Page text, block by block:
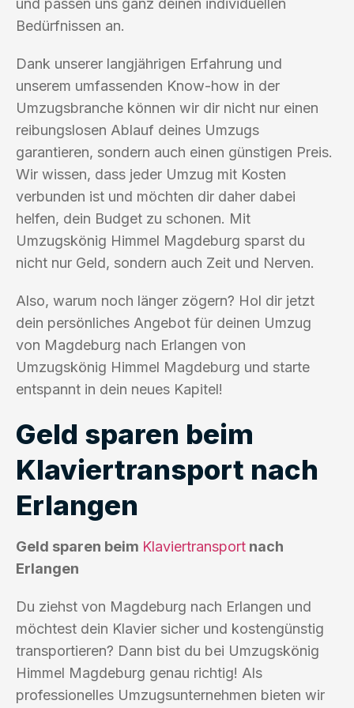
und passen uns ganz deinen individuellen
Bedürfnissen an.
Dank unserer langjährigen Erfahrung und
unserem umfassenden Know-how in der
Umzugsbranche können wir dir nicht nur einen
reibungslosen Ablauf deines Umzugs
garantieren, sondern auch einen günstigen Preis.
Wir wissen, dass jeder Umzug mit Kosten
verbunden ist und möchten dir daher dabei
helfen, dein Budget zu schonen. Mit
Umzugskönig Himmel Magdeburg sparst du
nicht nur Geld, sondern auch Zeit und Nerven.
Also, warum noch länger zögern? Hol dir jetzt
dein persönliches Angebot für deinen Umzug
von Magdeburg nach Erlangen von
Umzugskönig Himmel Magdeburg und starte
entspannt in dein neues Kapitel!
Geld sparen beim
Klaviertransport nach
Erlangen
Geld sparen beim Klaviertransport nach
Erlangen
Du ziehst von Magdeburg nach Erlangen und
möchtest dein Klavier sicher und kostengünstig
transportieren? Dann bist du bei Umzugskönig
Himmel Magdeburg genau richtig! Als
professionelles Umzugsunternehmen bieten wir